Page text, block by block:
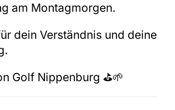
am Montagmorgen.
dein Verständnis und deine
Golf Nippenburg ⛳🌱